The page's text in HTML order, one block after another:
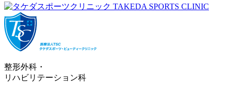
整形外科・
リハビリテーション科